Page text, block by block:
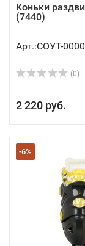
Коньки
(7440)
Арт.:СОУТ-
(0)
2 220 руб.
-6%